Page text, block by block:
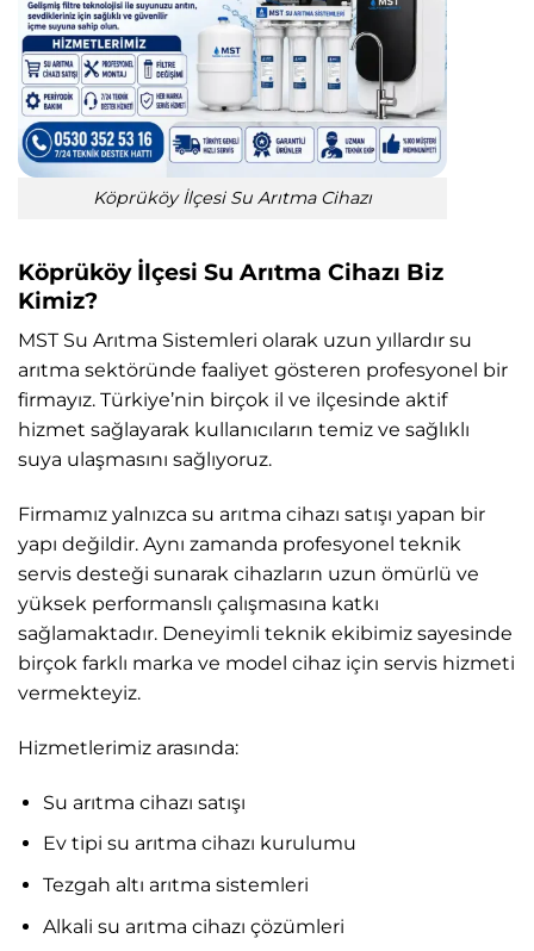
Köprüköy İlçesi Su Arıtma Cihazı
Köprüköy İlçesi Su Arıtma Cihazı Biz
Kimiz?
MST Su Arıtma Sistemleri olarak uzun yıllardır su
arıtma sektöründe faaliyet gösteren profesyonel bir
firmayız. Türkiye’nin birçok il ve ilçesinde aktif
hizmet sağlayarak kullanıcıların temiz ve sağlıklı
suya ulaşmasını sağlıyoruz.
Firmamız yalnızca su arıtma cihazı satışı yapan bir
yapı değildir. Aynı zamanda profesyonel teknik
servis desteği sunarak cihazların uzun ömürlü ve
yüksek performanslı çalışmasına katkı
sağlamaktadır. Deneyimli teknik ekibimiz sayesinde
birçok farklı marka ve model cihaz için servis hizmeti
vermekteyiz.
Hizmetlerimiz arasında:
Su arıtma cihazı satışı
Ev tipi su arıtma cihazı kurulumu
Tezgah altı arıtma sistemleri
Alkali su arıtma cihazı çözümleri